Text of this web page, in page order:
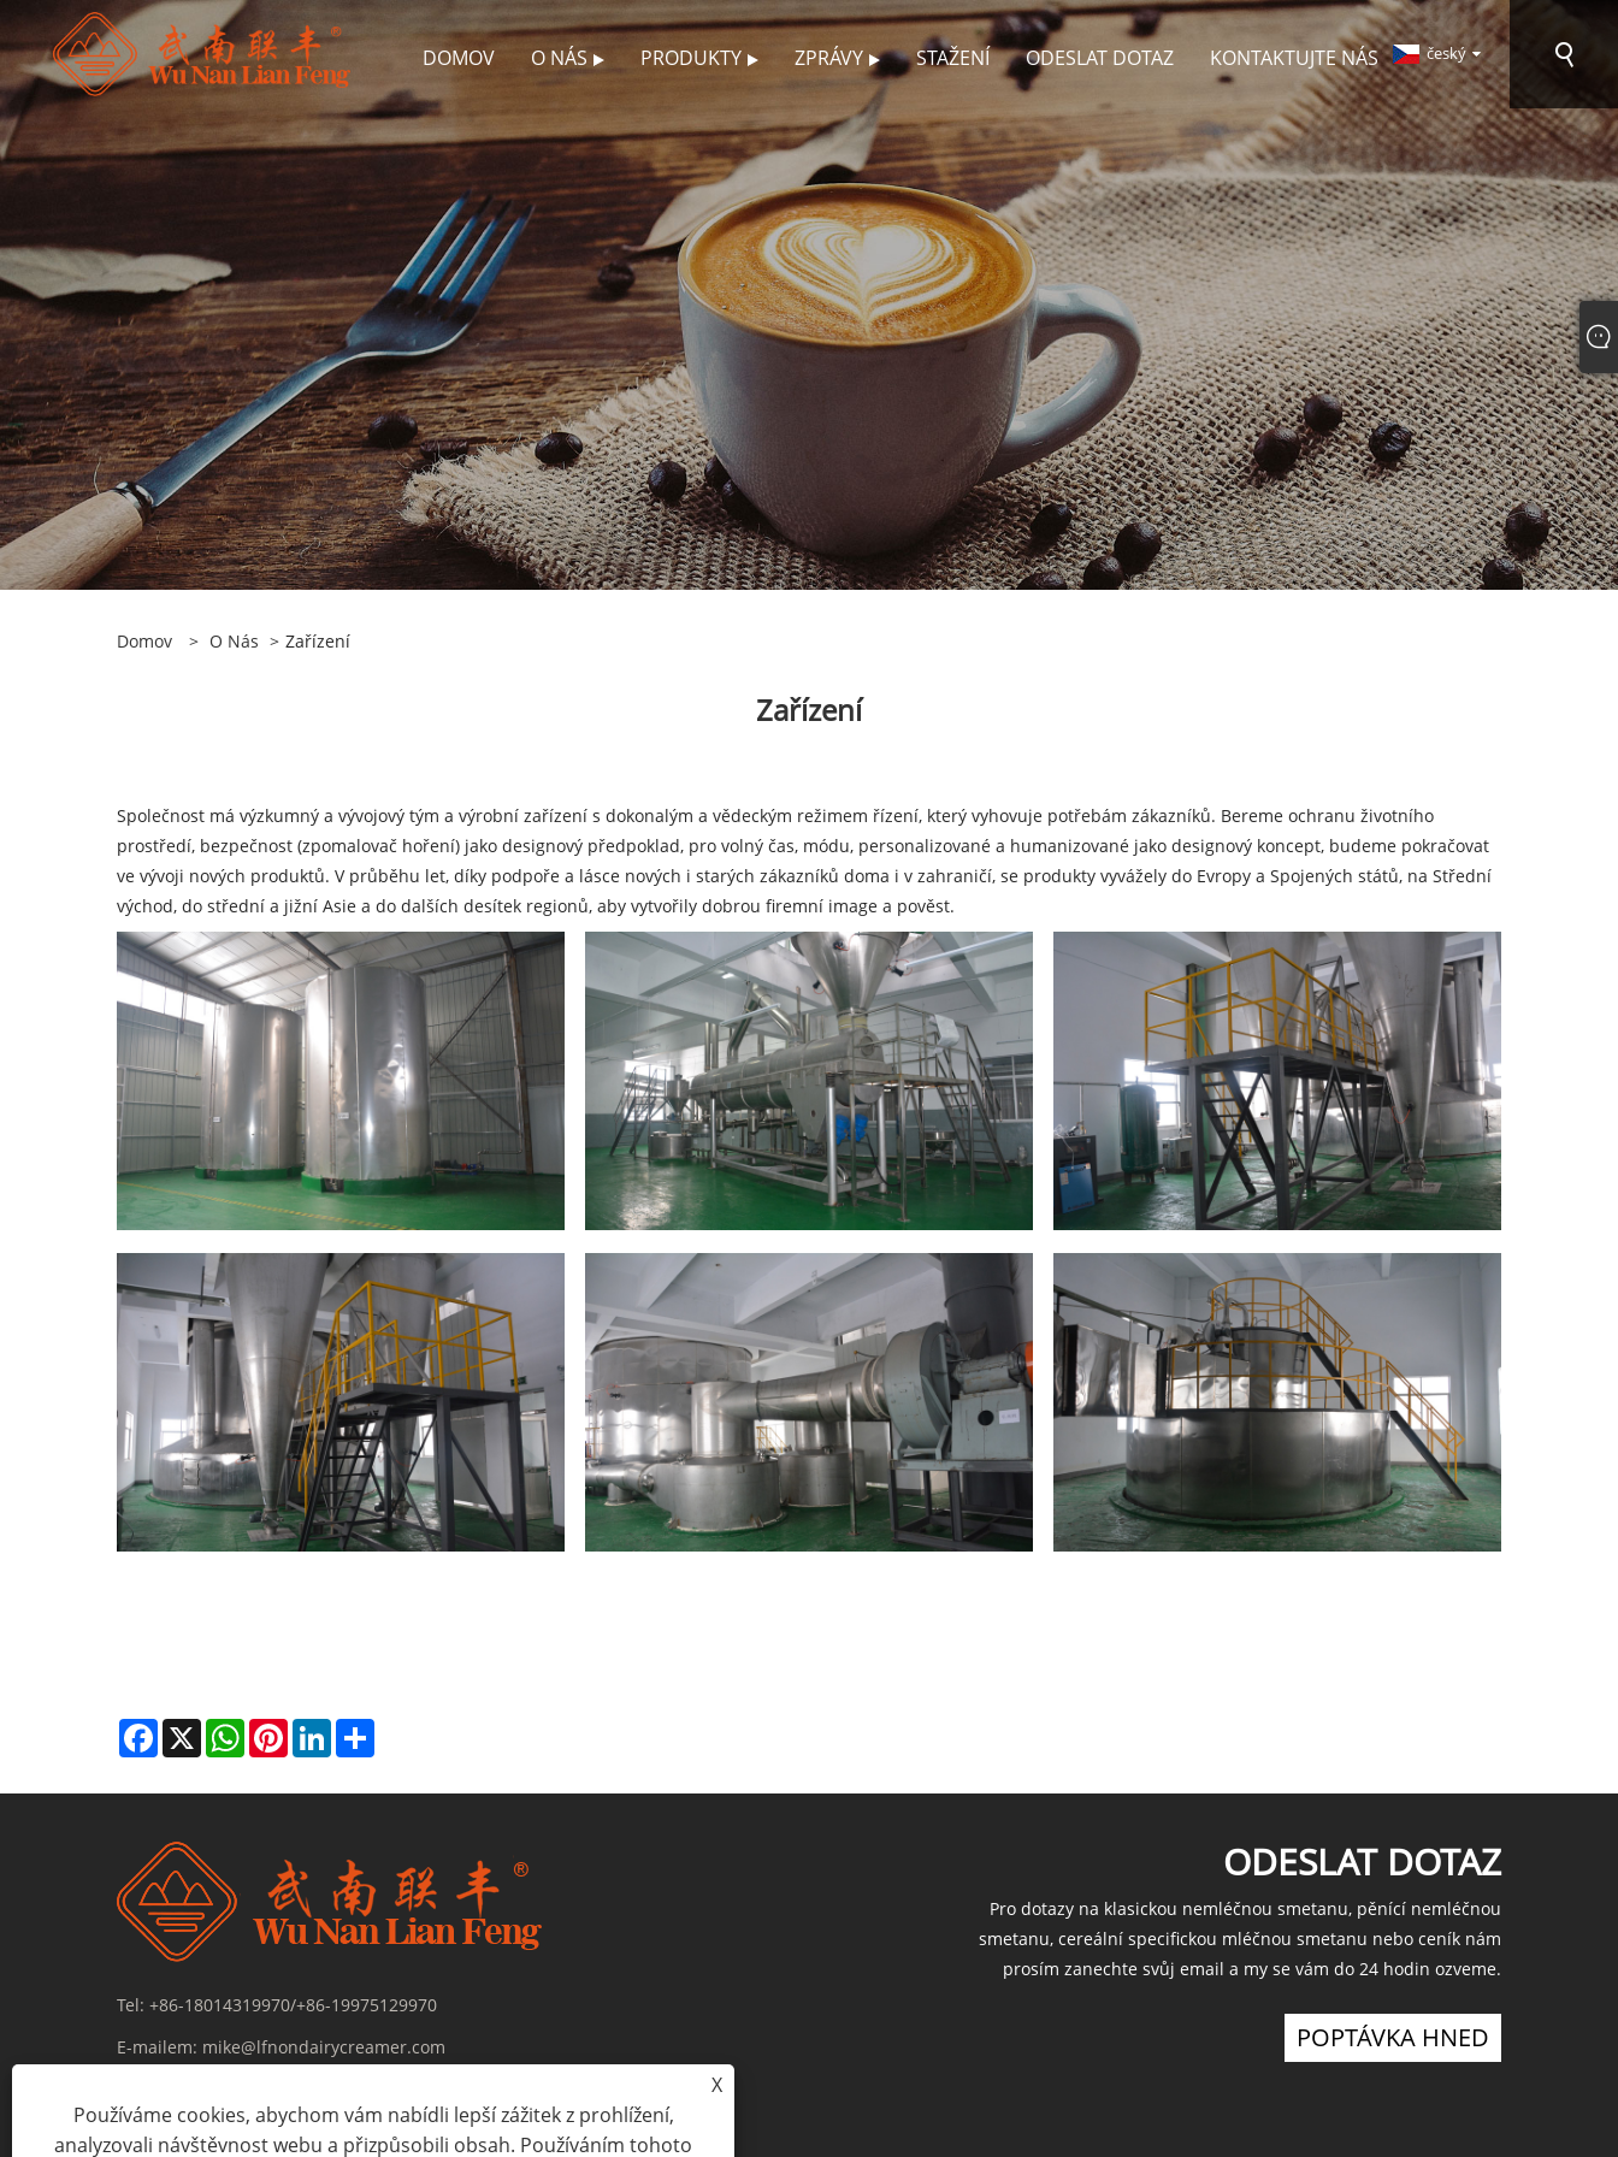
DOMOV O NÁS PRODUKTY ZPRÁVY STAŽENÍ ODESLAT DOTAZ KONTAKTUJTE NÁS český
Domov > O Nás > Zařízení
Zařízení
Společnost má výzkumný a vývojový tým a výrobní zařízení s dokonalým a vědeckým režimem řízení, který vyhovuje potřebám zákazníků. Bereme ochranu životního
prostředí, bezpečnost (zpomalovač hoření) jako designový předpoklad, pro volný čas, módu, personalizované a humanizované jako designový koncept, budeme pokračovat
ve vývoji nových produktů. V průběhu let, díky podpoře a lásce nových i starých zákazníků doma i v zahraničí, se produkty vyvážely do Evropy a Spojených států, na Střední
východ, do střední a jižní Asie a do dalších desítek regionů, aby vytvořily dobrou firemní image a pověst.
Facebook
X WhatsAppPinterestLinkedIn
Tel: +86-18014319970/+86-19975129970
E-mailem: mike@lfnondairycreamer.com
58 Qianmiao Road, Qianhuang Town, Wujin District, Changzhou City,
provincie Jiangsu, Čína
ODESLAT DOTAZ
Pro dotazy na klasickou nemléčnou smetanu, pěnící nemléčnou
smetanu, cereální specifickou mléčnou smetanu nebo ceník nám
prosím zanechte svůj email a my se vám do 24 hodin ozveme.
POPTÁVKA HNED
X
Používáme cookies, abychom vám nabídli lepší zážitek z prohlížení,
analyzovali návštěvnost webu a přizpůsobili obsah. Používáním tohoto